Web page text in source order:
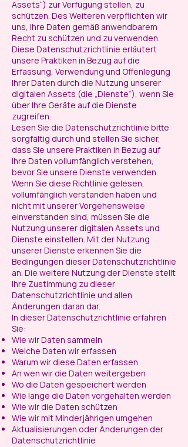
Assets“) zur Verfügung stellen, zu
schützen. Des Weiteren verpflichten wir
uns, Ihre Daten gemäß anwendbarem
Recht zu schützen und zu verwenden.
Diese Datenschutzrichtlinie erläutert
unsere Praktiken in Bezug auf die
Erfassung, Verwendung und Offenlegung
Ihrer Daten durch die Nutzung unserer
digitalen Assets (die „Dienste“), wenn Sie
über Ihre Geräte auf die Dienste
zugreifen.
Lesen Sie die Datenschutzrichtlinie bitte
sorgfältig durch und stellen Sie sicher,
dass Sie unsere Praktiken in Bezug auf
Ihre Daten vollumfänglich verstehen,
bevor Sie unsere Dienste verwenden.
Wenn Sie diese Richtlinie gelesen,
vollumfänglich verstanden haben und
nicht mit unserer Vorgehensweise
einverstanden sind, müssen Sie die
Nutzung unserer digitalen Assets und
Dienste einstellen. Mit der Nutzung
unserer Dienste erkennen Sie die
Bedingungen dieser Datenschutzrichtlinie
an. Die weitere Nutzung der Dienste stellt
Ihre Zustimmung zu dieser
Datenschutzrichtlinie und allen
Änderungen daran dar.
In dieser Datenschutzrichtlinie erfahren
Sie:
Wie wir Daten sammeln
Welche Daten wir erfassen
Warum wir diese Daten erfassen
An wen wir die Daten weitergeben
Wo die Daten gespeichert werden
Wie lange die Daten vorgehalten werden
Wie wir die Daten schützen
Wie wir mit Minderjährigen umgehen
Aktualisierungen oder Änderungen der
Datenschutzrichtlinie